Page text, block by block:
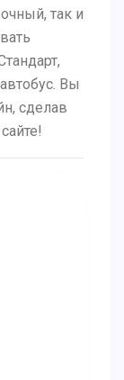
так и
Вы
сделав